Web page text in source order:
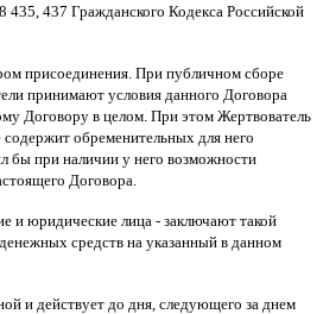
435, 437 Гражданского Кодекса Российской
присоединения При публичном сборе
принимают условия данного Договора
Договору в целом При этом Жертвователь
обременительных для него
бы при наличии у него возможности
Договора
и юридические лица - заключают такой
средств на указанный в данном
и действует до дня следующего за днем